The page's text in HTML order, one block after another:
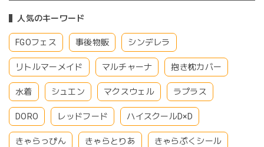
人気のキーワード
FGOフェス 事後物販 シンデレラ
リトルマーメイド マルチャーナ 抱き枕カバー
水着 シュエン マクスウェル ラプラス
DORO レッドフード ハイスクールD×D
きゃらっぴん きゃらとりあ きゃらぷくシール